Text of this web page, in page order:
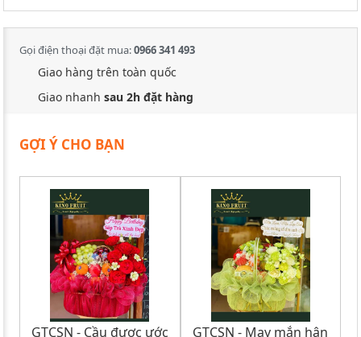
Gọi điện thoại đặt mua:0966 341 493
Giao hàng trên toàn quốc
Giao nhanh sau 2h đặt hàng
GỢI Ý CHO BẠN
GTCSN - Cầu được ước GTCSN - May mắn hân